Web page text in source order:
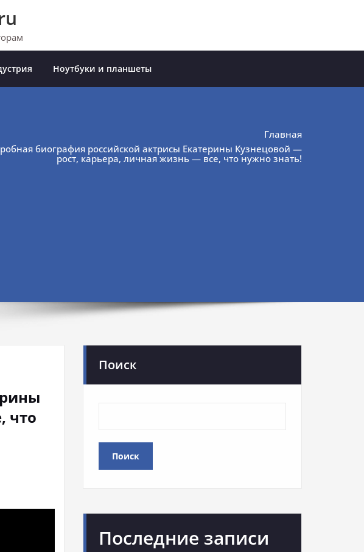
Ноутбуки и планшеты
Главная
биография российской актрисы Екатерины Кузнецовой —
рост, карьера, личная жизнь — все, что нужно знать!
что
Поиск
Поиск
Последние записи